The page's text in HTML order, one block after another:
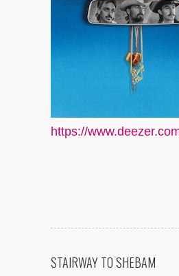
https://
STAIRWAY TO SHEBAM